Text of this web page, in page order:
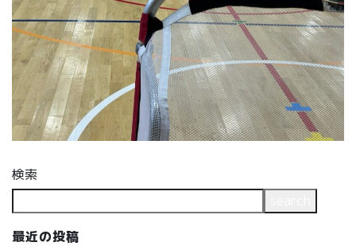
検索
最近の投稿